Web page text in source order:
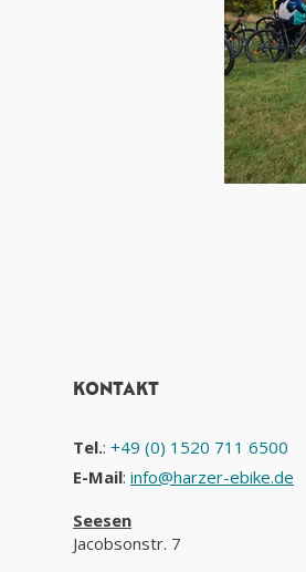
KONTAKT
Tel.:+49 (0) 1520 711 6500
E-Mail:info@harzer-ebike.de
Seesen
Jacobsonstr. 7